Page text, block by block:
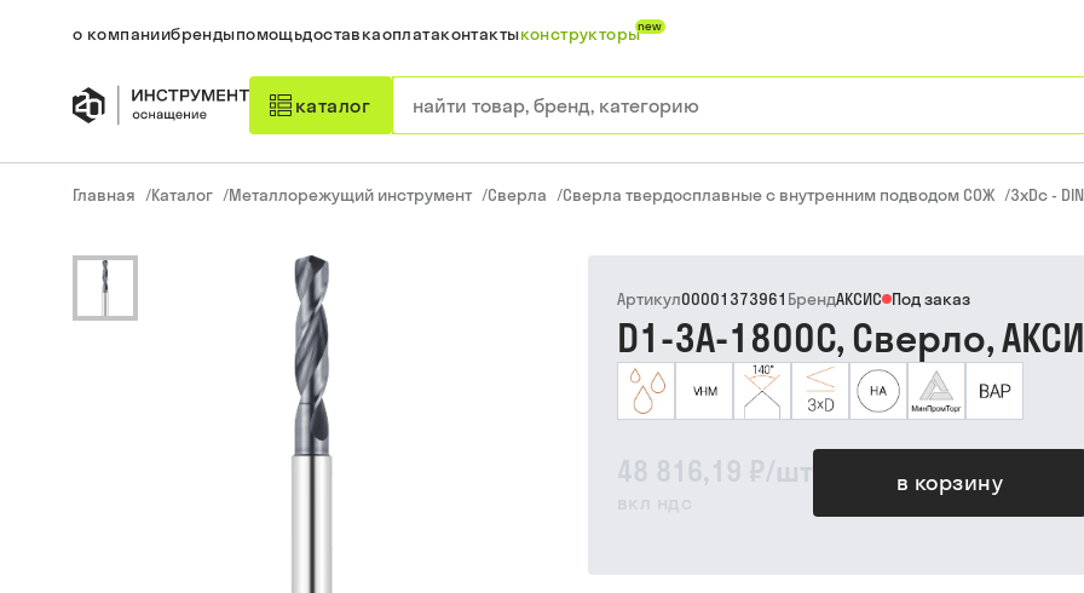
о компаниибрендыпомощьдоставкаоплатаконтактыконструкторыnew
каталог
Главная /Каталог /Металлорежущий инструмент /Сверла /Сверла твердосплавные с внутренним подводом СОЖ /3xDc -
48 816,19 ₽/шт
вкл ндс
в корзину
Артикул00001373961 БрендАКСИС Под заказ
D1-3A-1800C, Сверло,